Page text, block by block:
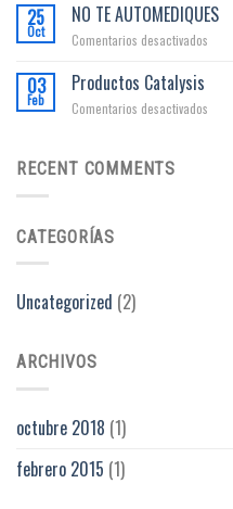
25
Oct
NO TE AUTOMEDIQUES
Comentarios desactivados
03
Feb
Productos Catalysis
Comentarios desactivados
RECENT COMMENTS
CATEGORÍAS
Uncategorized (2)
ARCHIVOS
octubre 2018 (1)
febrero 2015 (1)